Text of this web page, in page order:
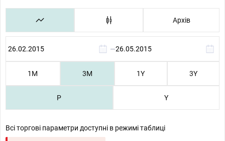
Архів
—
1М 3М 1Y 3Y
P Y
Всі торгові параметри доступні в режимі таблиці